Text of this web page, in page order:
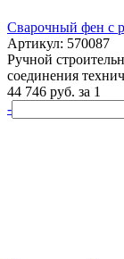
Сварочный фен с
Артикул: 570087
Ручной
соединения
44 746 руб. за 1
-